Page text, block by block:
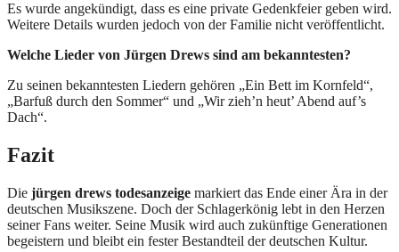
Es wurde angekündigt, dass es eine private Gedenkfeier geben wird.
Weitere Details wurden jedoch von der Familie nicht veröffentlicht.
Welche Lieder von Jürgen Drews sind am bekanntesten?
Zu seinen bekanntesten Liedern gehören „Ein Bett im Kornfeld“,
„Barfuß durch den Sommer“ und „Wir zieh’n heut’ Abend auf’s
Dach“.
Fazit
Die jürgen drews todesanzeige markiert das Ende einer Ära in der
deutschen Musikszene. Doch der Schlagerkönig lebt in den Herzen
seiner Fans weiter. Seine Musik wird auch zukünftige Generationen
begeistern und bleibt ein fester Bestandteil der deutschen Kultur.